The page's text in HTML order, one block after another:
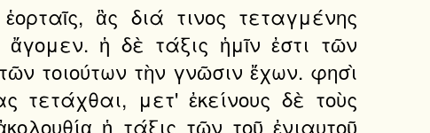
ἃς διά τινος τεταγμένης
ἡ δὲ τάξις ἡμῖν ἐστι τῶν
τοιούτων τὴν γνῶσιν ἔχων. φησὶ
τετάχθαι, μετ' ἐκείνους δὲ τοὺς
ἡ τάξις τῶν τοῦ ἐνιαυτοῦ